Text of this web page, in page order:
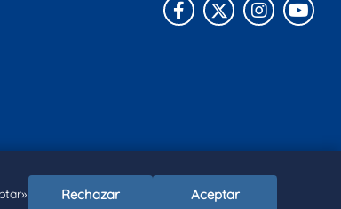
Rechazar Aceptar
Facebook
X
de accesibilidad